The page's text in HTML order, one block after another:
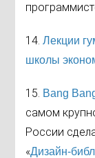
14.Лекции
школы
15. Bang
самом
России
«Дизайн-